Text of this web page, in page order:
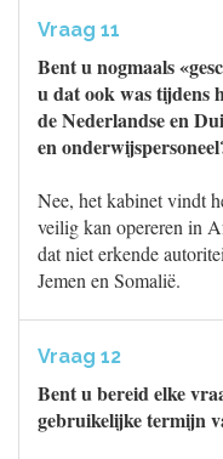
Vraag 11
Bent u nogmaals
u dat ook was tijdens
de Nederlandse en
en
Nee, het kabinet vindt
veilig kan opereren in
dat niet erkende
Jemen en Somalië.
Vraag 12
Bent u bereid elke
gebruikelijke termijn